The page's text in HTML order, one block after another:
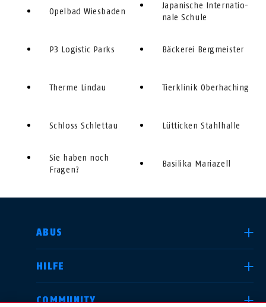
Opelbad Wiesbaden
P3 Logistic Parks
Therme Lindau
Schloss Schlettau
Sie haben noch
Fragen?
Japanische In­ter­na­tio­
nale Schule
Bäckerei Bergmeister
Tierklinik Oberhaching
Lütticken Stahlhalle
Basilika Mariazell
ABUS
HILFE
COMMUNITY
LAND AUSWÄHLEN
Deutschland